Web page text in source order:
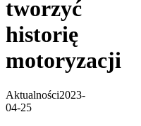
tworzyć
historię
motoryzacji
Aktualności2023-
04-25